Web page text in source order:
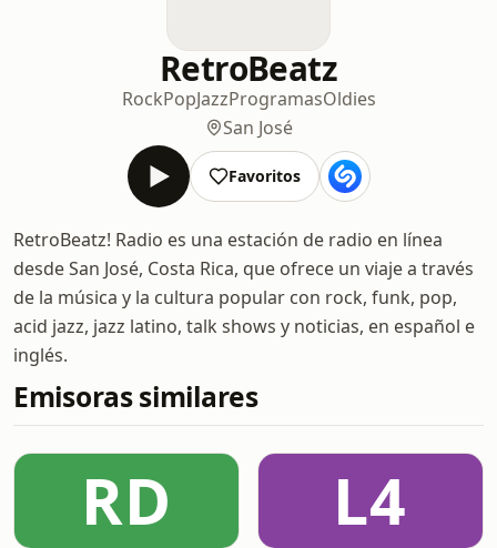
RetroBeatz
RockPopJazzProgramasOldies
San José
Favoritos
RetroBeatz! Radio es una estación de radio en línea
desde San José, Costa Rica, que ofrece un viaje a través
de la música y la cultura popular con rock, funk, pop,
acid jazz, jazz latino, talk shows y noticias, en español e
inglés.
Emisoras similares
RD L4